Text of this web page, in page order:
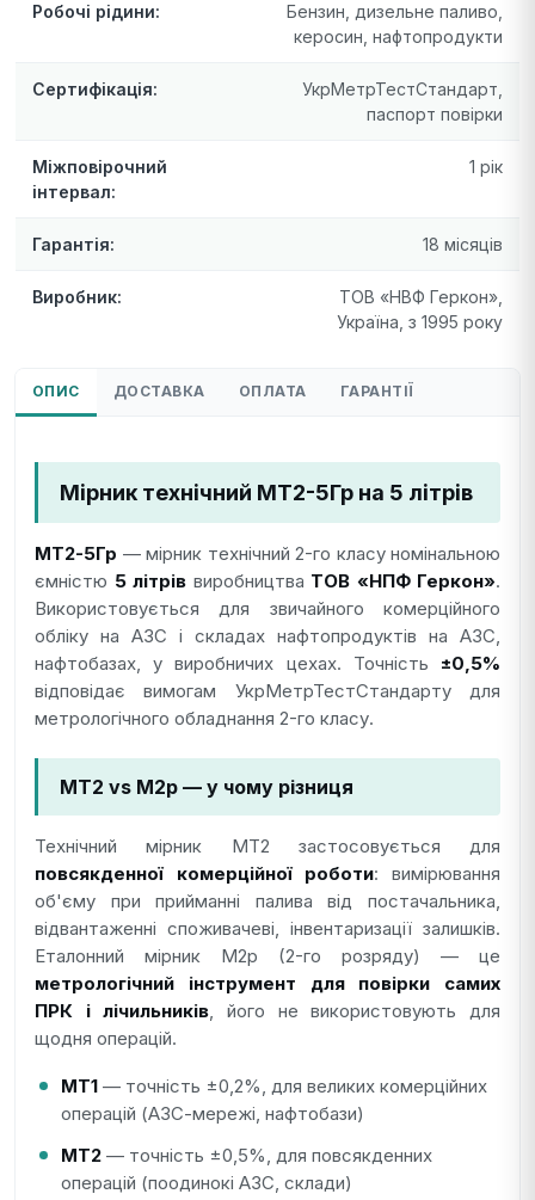
Робочі рідини:
Бензин, дизельне паливо,
керосин, нафтопродукти
Сертифікація:
УкрМетрТестСтандарт,
паспорт повірки
Міжповірочний
інтервал:
1 рік
Гарантія: 18 місяців
Виробник:
ТОВ «НВФ Геркон»,
Україна, з 1995 року
ОПИС ДОСТАВКА ОПЛАТА ГАРАНТІЇ
Мірник технічний МТ2-5Гр на 5 літрів
МТ2-5Гр — мірник технічний 2-го класу номінальною
ємністю 5 літрів виробництва ТОВ «НПФ Геркон».
Використовується для звичайного комерційного
обліку на АЗС і складах нафтопродуктів на АЗС,
нафтобазах, у виробничих цехах. Точність ±0,5%
відповідає вимогам УкрМетрТестСтандарту для
метрологічного обладнання 2-го класу.
МТ2 vs М2р — у чому різниця
Технічний мірник МТ2 застосовується для
повсякденної комерційної роботи: вимірювання
об'єму при прийманні палива від постачальника,
відвантаженні споживачеві, інвентаризації залишків.
Еталонний мірник М2р (2-го розряду) — це
метрологічний інструмент для повірки самих
ПРК і лічильників, його не використовують для
щодня операцій.
МТ1 — точність ±0,2%, для великих комерційних
операцій (АЗС-мережі, нафтобази)
МТ2 — точність ±0,5%, для повсякденних
операцій (поодинокі АЗС, склади)